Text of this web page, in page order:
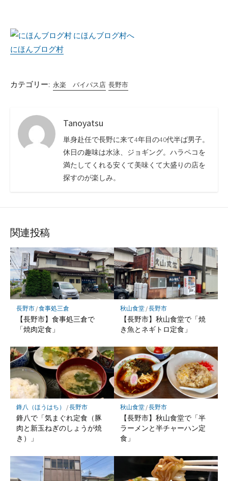
にほんブログ村
カテゴリー: 永楽 バイパス店 長野市
Tanoyatsu
単身赴任で長野に来て4年目の40代半ば男子。
休日の趣味は水泳、ジョギング。ハラペコを
満たしてくれる安くて美味くて大盛りの店を
探すのが楽しみ。
関連投稿
長野市/食事処三倉
【長野市】食事処三倉で
「焼肉定食」
秋山食堂/長野市
【長野市】秋山食堂で「焼
き魚とネギトロ定食」
鋒八（ほうはち） /長野市
鋒八で「気まぐれ定食（豚
肉と新玉ねぎのしょうが焼
き）」
秋山食堂/長野市
【長野市】秋山食堂で「半
ラーメンと半チャーハン定
食」